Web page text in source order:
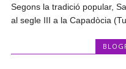
Segons la tradició popular,
al segle III a la Capadòcia